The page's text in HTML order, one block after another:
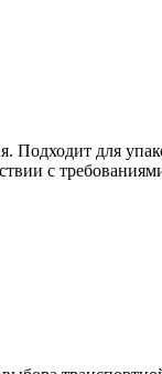
Подходит для
с